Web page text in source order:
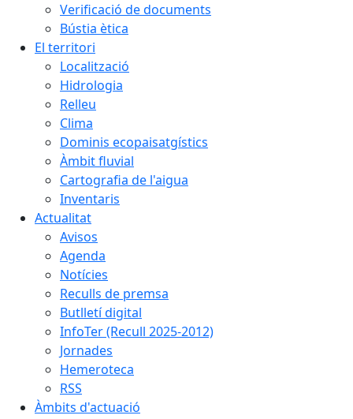
Verificació de documents
Bústia ètica
El territori
Localització
Hidrologia
Relleu
Clima
Dominis ecopaisatgístics
Àmbit fluvial
Cartografia de l'aigua
Inventaris
Actualitat
Avisos
Agenda
Notícies
Reculls de premsa
Butlletí digital
InfoTer (Recull 2025-2012)
Jornades
Hemeroteca
RSS
Àmbits d'actuació